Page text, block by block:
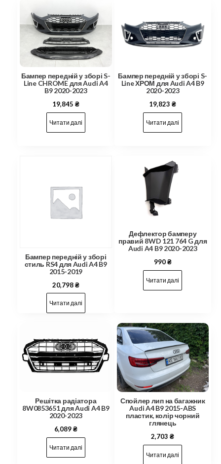
Бампер передній у зборі S-
Line CHROME для Audi A4
B9 2020-2023
19,845 ₴
Читати далі
Бампер передній у зборі S-
Line ХРОМ для Audi A4 B9
2020-2023
19,823₴
Читати далі
Бампер передній у зборі
стиль RS4 для Audi A4 B9
2015-2019
20,798₴
Читати далі
Дефлектор бамперу
правий 8WD 121 764 G для
Audi A4 B9 2020-2023
990₴
Читати далі
Решітка радіатора
8W0853651 для Audi A4 B9
2020-2023
6,089₴
Читати далі
Спойлер лип на багажник
Audi A4 B9 2015-ABS
пластик, колір чорний
глянець
2,703₴
Читати далі